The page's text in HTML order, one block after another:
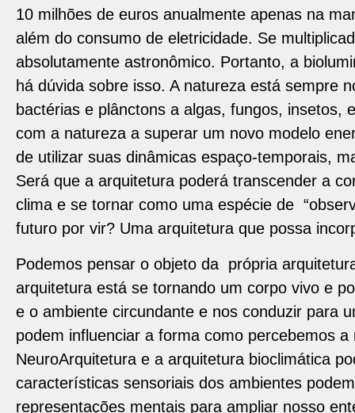
10 milhões de euros anualmente apenas na
além do consumo de eletricidade. Se
absolutamente astronômico. Portanto, a
há dúvida sobre isso. A natureza está sempre
bactérias e plânctons a algas, fungos, insetos,
com a natureza a superar um novo modelo
de utilizar suas dinâmicas espaço-temporais,
Será que a arquitetura poderá transcender a
clima e se tornar como uma espécie de
futuro por vir? Uma arquitetura que possa
Podemos pensar o objeto da própria
arquitetura está se tornando um corpo vivo e
e o ambiente circundante e nos conduzir para
podem influenciar a forma como percebemos
NeuroArquitetura e a arquitetura bioclimática
características sensoriais dos ambientes
representações mentais para ampliar nosso